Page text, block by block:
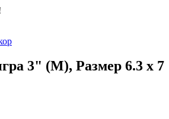
3" (M), Размер 6.3 x 7